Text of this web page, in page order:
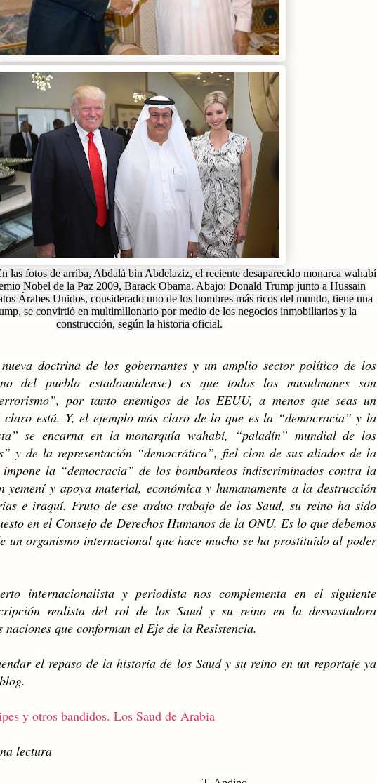
las fotos de arriba, Abdalá bin Abdelaziz, el reciente desaparecido monarca wahabí
Nobel de la Paz 2009, Barack Obama. Abajo: Donald Trump junto a Hussain
Árabes Unidos, considerado uno de los hombres más ricos del mundo, tiene una
se convirtió en multimillonario por medio de los negocios inmobiliarios y la
construcción, según la historia oficial.
doctrina de los gobernantes y un amplio sector político de los
del pueblo estadounidense) es que todos los musulmanes son
por tanto enemigos de los EEUU, a menos que seas un
está. Y, el ejemplo más claro de lo que es la “democracia” y la
se encarna en la monarquía wahabí, “paladín” mundial de los
y de la representación “democrática”, fiel clon de sus aliados de la
la “democracia” de los bombardeos indiscriminados contra la
yemení y apoya material, económica y humanamente a la destrucción
e iraquí. Fruto de ese arduo trabajo de los Saud, su reino ha sido
en el Consejo de Derechos Humanos de la ONU. Es lo que debemos
un organismo internacional que hace mucho se ha prostituido al poder
internacionalista y periodista nos complementa en el siguiente
realista del rol de los Saud y su reino en la desvastadora
que conforman el Eje de la Resistencia.
el repaso de la historia de los Saud y su reino en un reportaje ya
y otros bandidos. Los Saud de Arabia
lectura